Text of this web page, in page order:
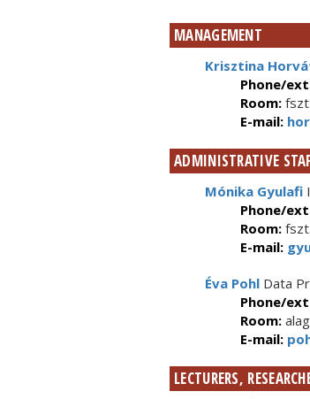
MANAGEMENT
Krisztina
Phone/
Room:
E-mail:
ADMINISTRATIVE
Mónika Gyulafi
Phone/
Room:
E-mail:
Éva Pohl Data
Phone/
Room:
E-mail:
LECTURERS,